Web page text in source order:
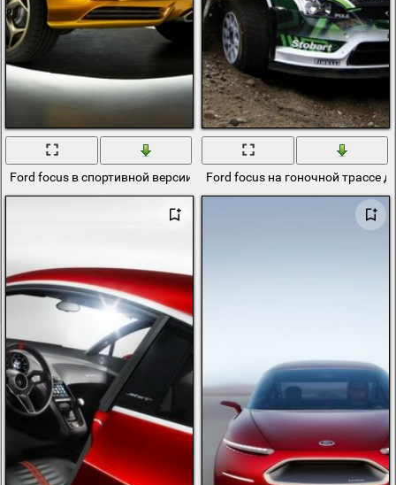
Ford focus в спортивной версии STFord focus на гоночной трассе